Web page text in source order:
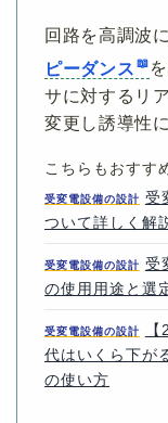
回路を高調波
ピーダンス
サに対するリ
変更し誘導性
こちらもおすす
受変電設備の設計 受
ついて詳しく解
受変電設備の設計 受
の使用用途と選
受変電設備の設計
代はいくら下が
の使い方